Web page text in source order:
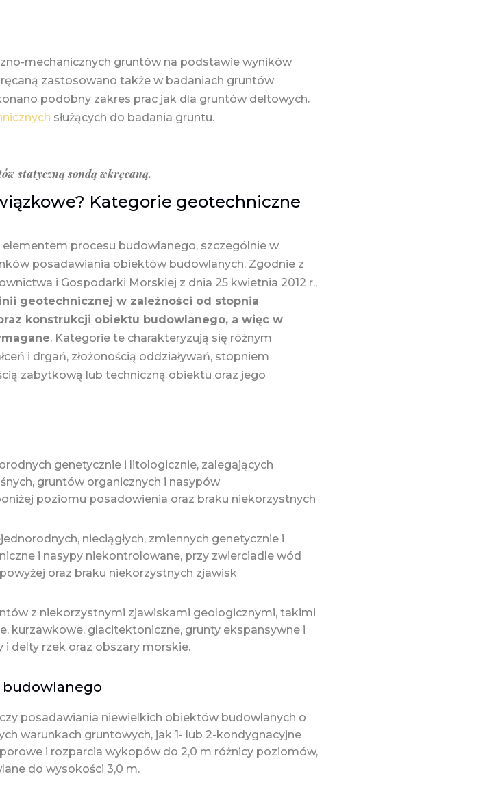
mechanicznych gruntów na podstawie wyników
zastosowano także w badaniach gruntów
podobny zakres prac jak dla gruntów deltowych.
służących do badania gruntu.
statyczną sondą wkręcaną.
Kategorie geotechniczne
procesu budowlanego, szczególnie w
posadawiania obiektów budowlanych. Zgodnie z
i Gospodarki Morskiej z dnia 25 kwietnia 2012 r.,
geotechnicznej w zależności od stopnia
konstrukcji obiektu budowlanego, a więc w
. Kategorie te charakteryzują się różnym
i drgań, złożonością oddziaływań, stopniem
zabytkową lub techniczną obiektu oraz jego
genetycznie i litologicznie, zalegających
gruntów organicznych i nasypów
poziomu posadowienia oraz braku niekorzystnych
nieciągłych, zmiennych genetycznie i
i nasypy niekontrolowane, przy zwierciadle wód
oraz braku niekorzystnych zjawisk
z niekorzystnymi zjawiskami geologicznymi, takimi
kurzawkowe, glacitektoniczne, grunty ekspansywne i
delty rzek oraz obszary morskie.
posadawiania niewielkich obiektów budowlanych o
warunkach gruntowych, jak 1- lub 2-kondygnacyjne
i rozparcia wykopów do 2,0 m różnicy poziomów,
do wysokości 3,0 m.